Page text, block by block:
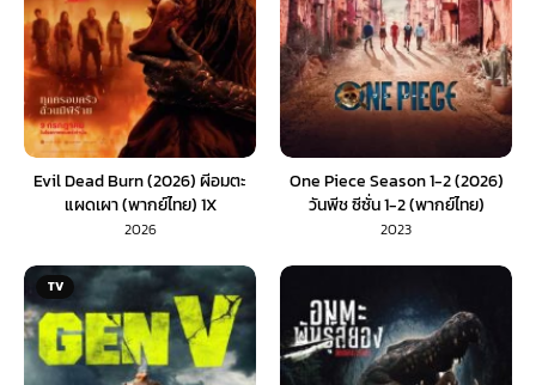
Evil Dead Burn (2026) ผีอมตะ
แผดเผา (พากย์ไทย) 1X
2026
One Piece Season 1-2 (2026)
วันพีช ซีซั่น 1-2 (พากย์ไทย)
2023
TV